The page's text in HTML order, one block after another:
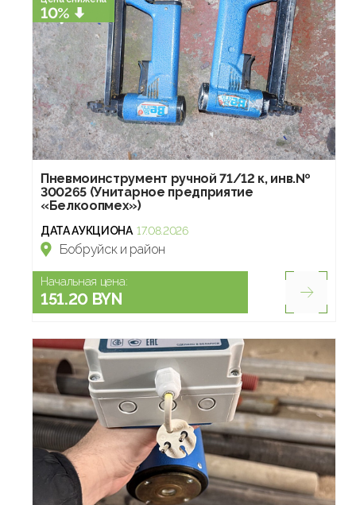
10%
Пневмоинструмент ручной 71/12 к, инв.№
300265 (Унитарное предприятие
«Белкоопмех»)
ДАТА АУКЦИОНА 17.08.2026
Бобруйск и район
Начальная цена:
151.20 BYN